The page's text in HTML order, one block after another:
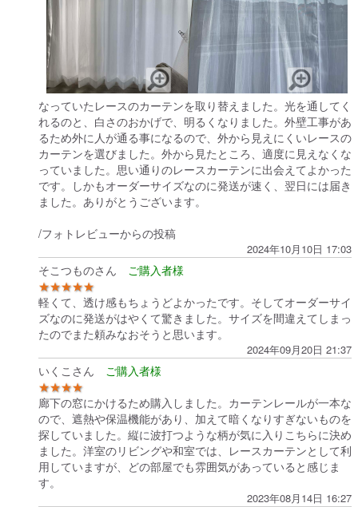
なっていたレースのカーテンを取り替えました。光を通してく
れるのと、白さのおかげで、明るくなりました。外壁工事があ
るため外に人が通る事になるので、外から見えにくいレースの
カーテンを選びました。外から見たところ、適度に見えなくな
っていました。思い通りのレースカーテンに出会えてよかった
です。しかもオーダーサイズなのに発送が速く、翌日には届き
ました。ありがとうございます。
/フォトレビューからの投稿
2024年10月10日 17:03
そこつものさん
★★★★★
軽くて、透け感もちょうどよかったです。そしてオーダーサイ
ズなのに発送がはやくて驚きました。サイズを間違えてしまっ
たのでまた頼みなおそうと思います。
2024年09月20日 21:37
いくこさん
★★★★
廊下の窓にかけるため購入しました。カーテンレールが一本な
ので、遮熱や保温機能があり、加えて暗くなりすぎないものを
探していました。縦に波打つような柄が気に入りこちらに決め
ました。洋室のリビングや和室では、レースカーテンとして利
用していますが、どの部屋でも雰囲気があっていると感じま
す。
2023年08月14日 16:27